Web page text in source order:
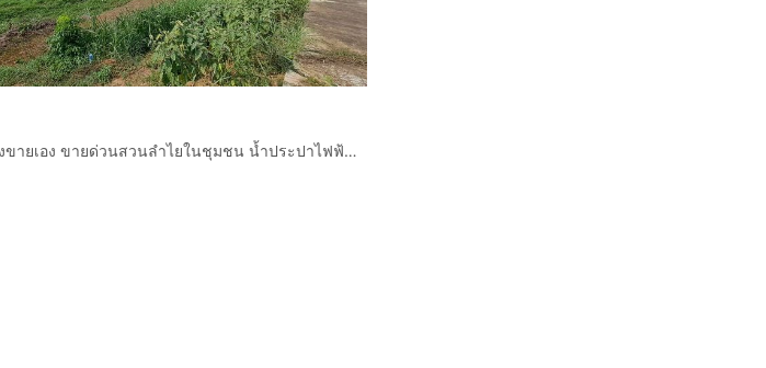
ติดแม่น้ำปิง เจ้าของขายเอง ขายด่วนสวนลำไยในชุมชน น้ำประปาไฟฟ้าพร้อม